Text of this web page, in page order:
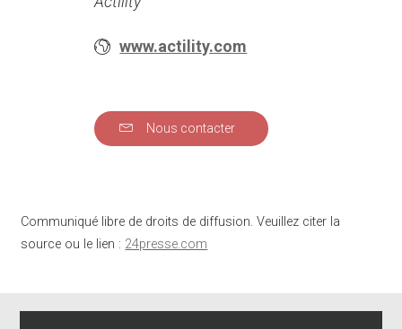
www.actility.com
Nous contacter
Communiqué libre de droits de diffusion. Veuillez citer la
source ou le lien : 24presse.com